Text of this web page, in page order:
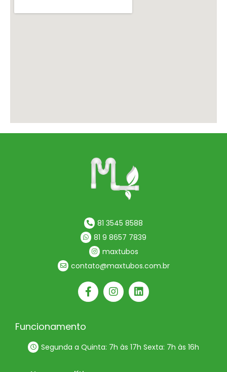
81 3545 8588
81 9 8657 7839
maxtubos
contato@maxtubos.com.br
Funcionamento
Segunda a Quinta: 7h às 17h Sexta: 7h às 16h